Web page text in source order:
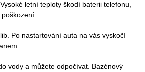
letní teploty škodí baterii telefonu,
poškození
Po nastartování auta na vás vyskočí
vody a můžete odpočívat. Bazénový